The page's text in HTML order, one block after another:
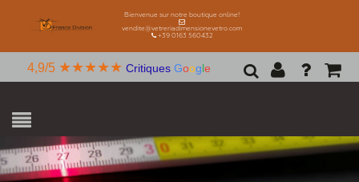
Bienvenue sur notre boutique online!
vendite@vetreriadimensionevetro.com
+39 0163 560432
4,9/5 ★★★★★ Critiques Google